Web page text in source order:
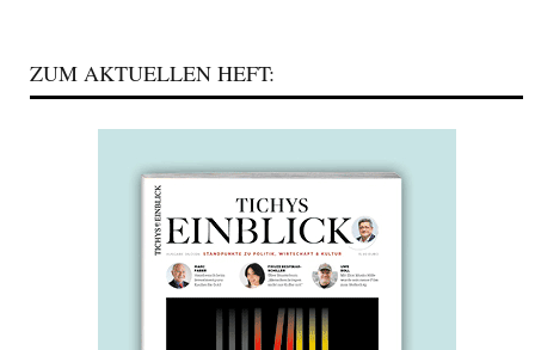
ZUM AKTUELLEN HEFT: